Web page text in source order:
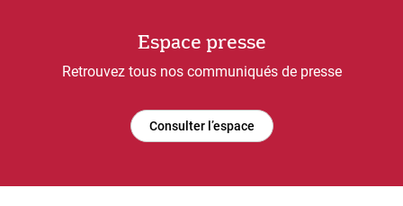
Espace presse
Retrouvez tous nos communiqués de presse
Consulter l’espace